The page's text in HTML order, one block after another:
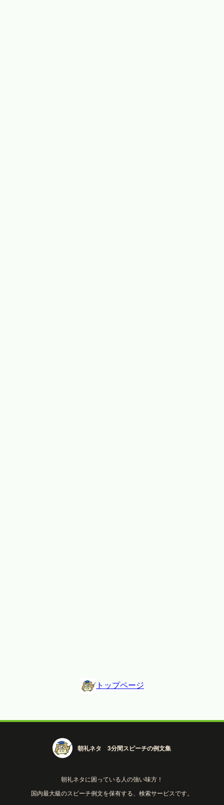
トップページ
朝礼ネタ 3分間スピーチの例文集
朝礼ネタに困っている人の強い味方！
国内最大級のスピーチ例文を保有する、検索サービスです。